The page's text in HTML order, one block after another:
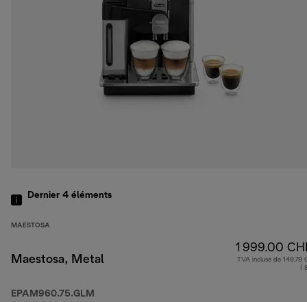
Dernier 4 éléments
MAESTOSA
Maestosa, Metal
EPAM960.75.GLM
1 999.00
TVA incluse de 149.79
(